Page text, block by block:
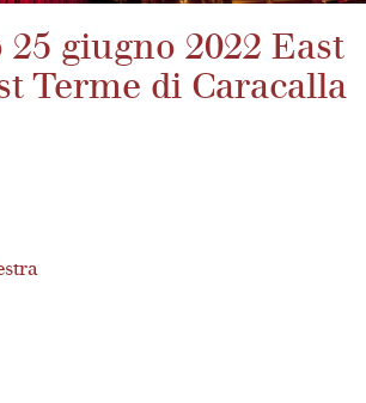
giugno 2022 East
Terme di Caracalla